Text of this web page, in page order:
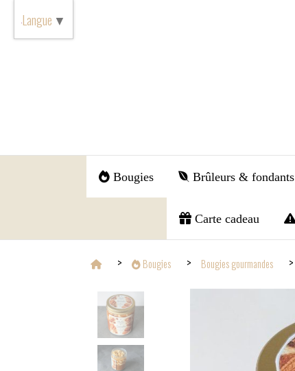
Bougies Brûleurs & fondants
Carte cadeau
Bougies Bougies gourmandes
Langue ▼